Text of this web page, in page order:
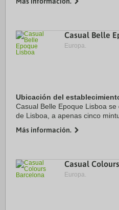
hotel se encuentra a 1,1 km de
Casual Belle
Europa.
Ubicación del
Casual Belle Epoque Lisboa
de Lisboa, a apenas cinco
encuentra a 0,3 km de Castillo
Más información.
Casual
Europa.